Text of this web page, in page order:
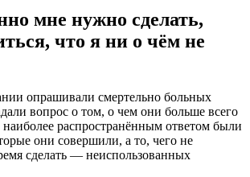
мне нужно сделать,
что я ни о чём не
опрашивали смертельно больных
вопрос о том, о чем они больше всего
распространённым ответом были
они совершили, а то, чего не
сделать — неиспользованных